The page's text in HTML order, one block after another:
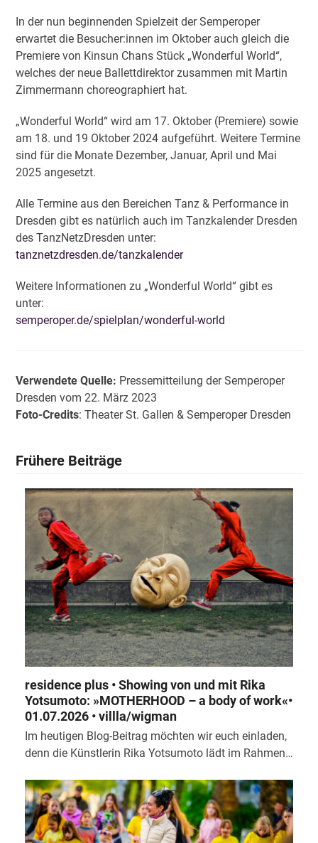
In der nun beginnenden Spielzeit der Semperoper
erwartet die Besucher:innen im Oktober auch gleich die
Premiere von Kinsun Chans Stück „Wonderful World“,
welches der neue Ballettdirektor zusammen mit Martin
Zimmermann choreographiert hat.
„Wonderful World“ wird am 17. Oktober (Premiere) sowie
am 18. und 19 Oktober 2024 aufgeführt. Weitere Termine
sind für die Monate Dezember, Januar, April und Mai
2025 angesetzt.
Alle Termine aus den Bereichen Tanz & Performance in
Dresden gibt es natürlich auch im Tanzkalender Dresden
des TanzNetzDresden unter:
tanznetzdresden.de/tanzkalender
Weitere Informationen zu „Wonderful World“ gibt es
unter:
semperoper.de/spielplan/wonderful-world
Verwendete Quelle: Pressemitteilung der Semperoper
Dresden vom 22. März 2023
Foto-Credits: Theater St. Gallen & Semperoper Dresden
Frühere Beiträge
residence plus • Showing von und mit Rika
Yotsumoto: »MOTHERHOOD – a body of work«•
01.07.2026 • villla/wigman
Im heutigen Blog-Beitrag möchten wir euch einladen,
denn die Künstlerin Rika Yotsumoto lädt im Rahmen…